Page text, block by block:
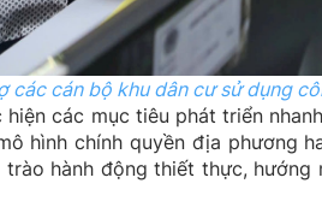
cán bộ khu dân cư sử dụng
các mục tiêu phát triển
hình chính quyền địa phương
hành động thiết thực, hướng